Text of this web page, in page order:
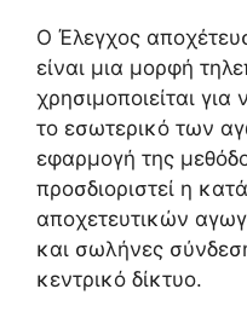
Ο Έλεγχος
είναι μια μορφή
χρησιμοποιείται
το εσωτερικό των
εφαρμογή της
προσδιοριστεί η
αποχετευτικών
και σωλήνες
κεντρικό δίκτυο.